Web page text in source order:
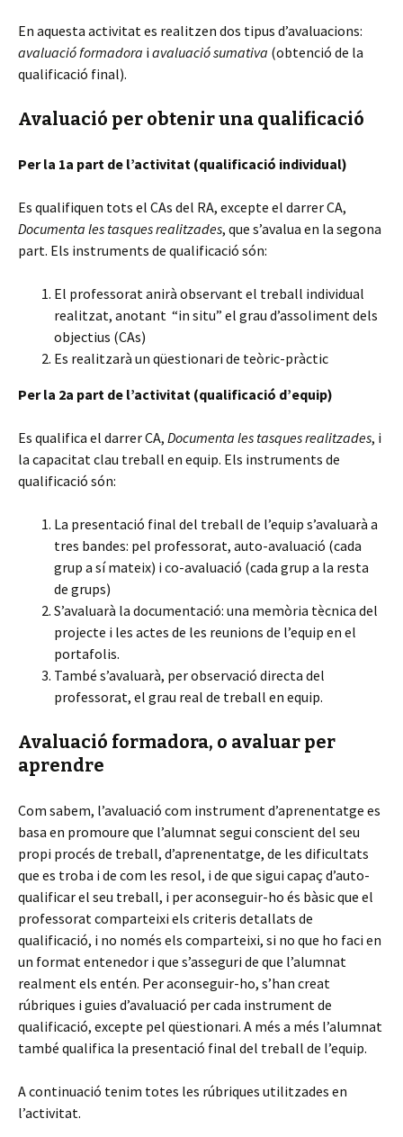
En aquesta activitat es realitzen dos tipus d’avaluacions:
avaluació formadora i avaluació sumativa (obtenció de la
qualificació final).
Avaluació per obtenir una qualificació
Per la 1a part de l’activitat (qualificació individual)
Es qualifiquen tots el CAs del RA, excepte el darrer CA,
Documenta les tasques realitzades, que s’avalua en la segona
part. Els instruments de qualificació són:
El professorat anirà observant el treball individual
realitzat, anotant “in situ” el grau d’assoliment dels
objectius (CAs)
Es realitzarà un qüestionari de teòric-pràctic
Per la 2a part de l’activitat (qualificació d’equip)
Es qualifica el darrer CA, Documenta les tasques realitzades, i
la capacitat clau treball en equip. Els instruments de
qualificació són:
La presentació final del treball de l’equip s’avaluarà a
tres bandes: pel professorat, auto-avaluació (cada
grup a sí mateix) i co-avaluació (cada grup a la resta
de grups)
S’avaluarà la documentació: una memòria tècnica del
projecte i les actes de les reunions de l’equip en el
portafolis.
També s’avaluarà, per observació directa del
professorat, el grau real de treball en equip.
Avaluació formadora, o avaluar per
aprendre
Com sabem, l’avaluació com instrument d’aprenentatge es
basa en promoure que l’alumnat segui conscient del seu
propi procés de treball, d’aprenentatge, de les dificultats
que es troba i de com les resol, i de que sigui capaç d’auto-
qualificar el seu treball, i per aconseguir-ho és bàsic que el
professorat comparteixi els criteris detallats de
qualificació, i no només els comparteixi, si no que ho faci en
un format entenedor i que s’asseguri de que l’alumnat
realment els entén. Per aconseguir-ho, s’han creat
rúbriques i guies d’avaluació per cada instrument de
qualificació, excepte pel qüestionari. A més a més l’alumnat
també qualifica la presentació final del treball de l’equip.
A continuació tenim totes les rúbriques utilitzades en
l’activitat.